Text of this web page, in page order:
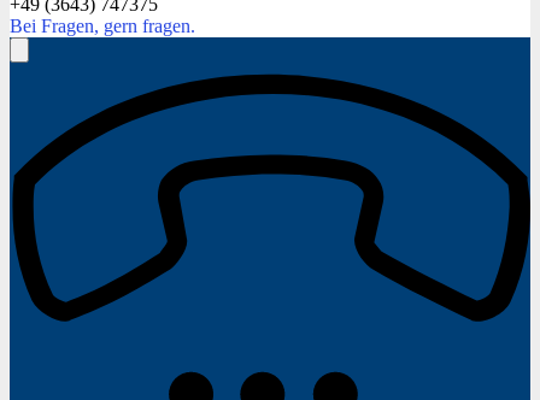
+49 (3643) 747375
Bei Fragen, gern fragen.